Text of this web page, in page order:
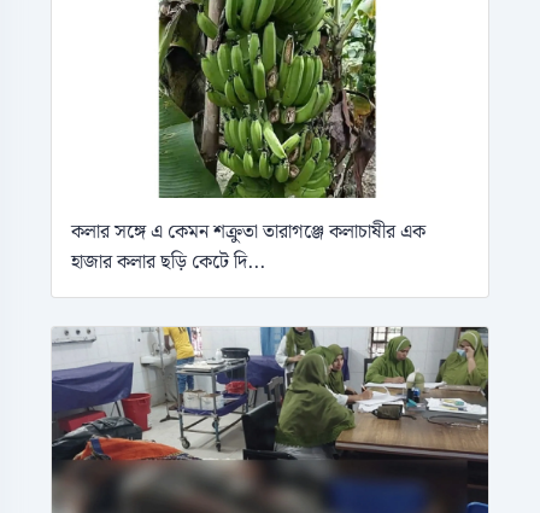
কলার সঙ্গে এ কেমন শক্রুতা তারাগঞ্জে কলাচাষীর এক
হাজার কলার ছড়ি কেটে দি...